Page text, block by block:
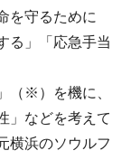
を守るために
る」「応急手当
（※）を機に、
」などを考えて
横浜のソウルフ